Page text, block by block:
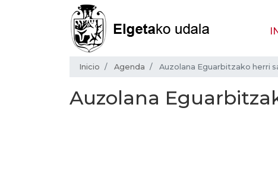
Inicio Agenda Auzolana Eguarbitzako herri
Auzolana